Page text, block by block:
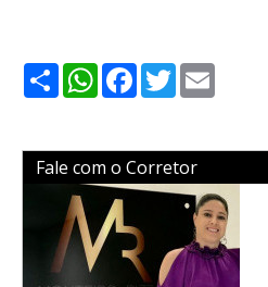
ShareWhatsApp
Facebook
Twitter
Fale com o Corretor